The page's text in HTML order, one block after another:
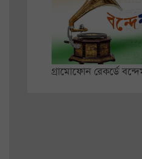
গ্রামোফোন রেকর্ডে